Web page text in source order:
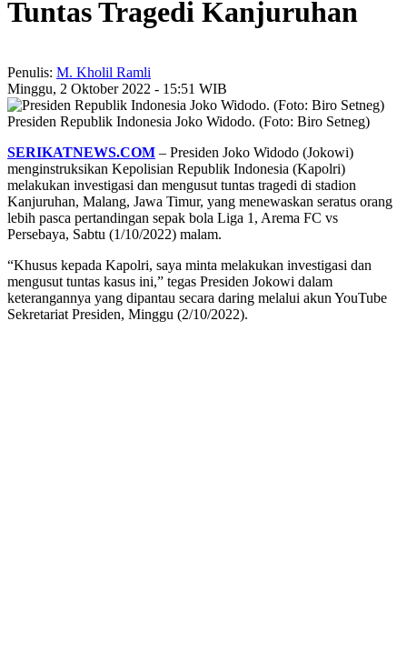
Tuntas Tragedi Kanjuruhan
Penulis: M. Kholil Ramli
Minggu, 2 Oktober 2022 - 15:51 WIB
Presiden Republik Indonesia Joko Widodo. (Foto: Biro Setneg)
SERIKATNEWS.COM – Presiden Joko Widodo (Jokowi)
menginstruksikan Kepolisian Republik Indonesia (Kapolri)
melakukan investigasi dan mengusut tuntas tragedi di stadion
Kanjuruhan, Malang, Jawa Timur, yang menewaskan seratus orang
lebih pasca pertandingan sepak bola Liga 1, Arema FC vs
Persebaya, Sabtu (1/10/2022) malam.
“Khusus kepada Kapolri, saya minta melakukan investigasi dan
mengusut tuntas kasus ini,” tegas Presiden Jokowi dalam
keterangannya yang dipantau secara daring melalui akun YouTube
Sekretariat Presiden, Minggu (2/10/2022).